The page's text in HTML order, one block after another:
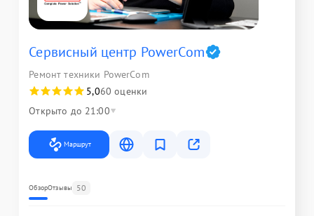
Сервисный центр PowerCom
Ремонт техники PowerCom
5,060 оценки
Открыто до 21:00
Маршрут
ОбзорОтзывы 50